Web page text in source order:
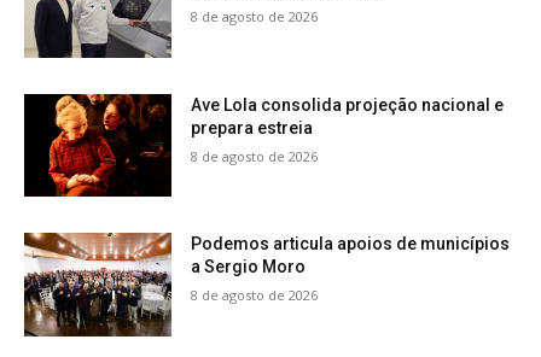
8 de agosto de 2026
Ave Lola consolida projeção nacional e
prepara estreia
8 de agosto de 2026
Podemos articula apoios de municípios
a Sergio Moro
8 de agosto de 2026